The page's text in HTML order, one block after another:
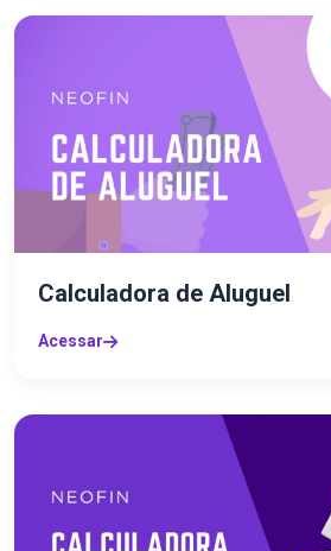
Calculadora de Aluguel
Acessar